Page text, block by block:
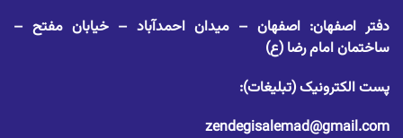
دفتر اصفهان: اصفهان – میدان احمدآباد – خیابان مفتح –
ساختمان امام رضا (ع)
پست الکترونیک (تبلیغات):
zendegisalemad@gmail.com